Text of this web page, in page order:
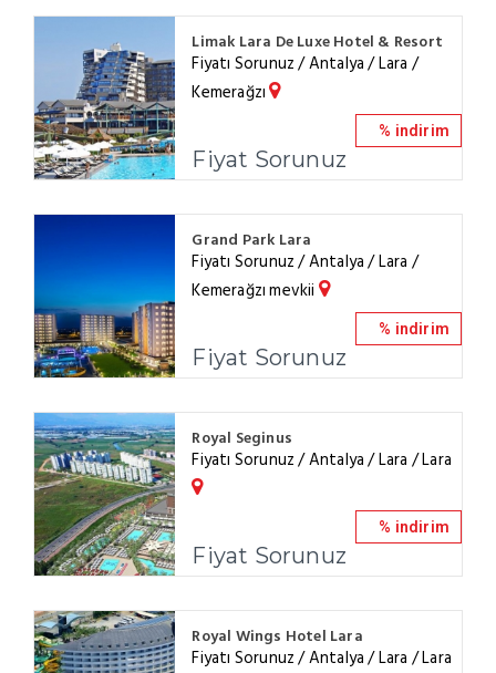
Limak Lara De Luxe Hotel & Resort
Fiyatı Sorunuz / Antalya / Lara /
Kemerağzı
Fiyat Sorunuz
% indirim
Grand Park Lara
Fiyatı Sorunuz / Antalya / Lara /
Kemerağzı mevkii
Fiyat Sorunuz
% indirim
Royal Seginus
Fiyatı Sorunuz / Antalya / Lara / Lara
Fiyat Sorunuz
% indirim
Royal Wings Hotel Lara
Fiyatı Sorunuz / Antalya / Lara / Lara